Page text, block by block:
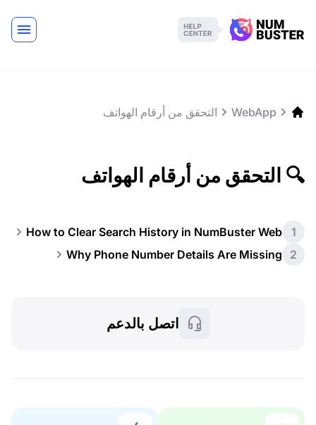
WebApp التحقق من أرقام الهواتف
🔍 التحقق من أرقام الهواتف
1
How to Clear Search History in NumBuster Web
2
Why Phone Number Details Are Missing
اتصل بالدعم